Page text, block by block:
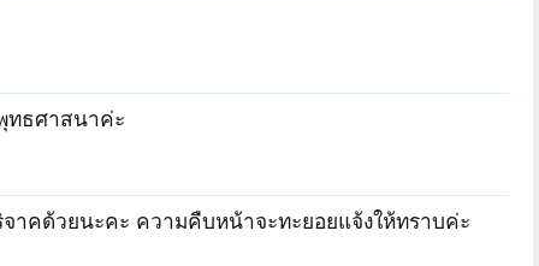
ทธศาสนาค่ะ
คด้วยนะคะ ความคืบหน้าจะทะยอยแจ้งให้ทราบค่ะ